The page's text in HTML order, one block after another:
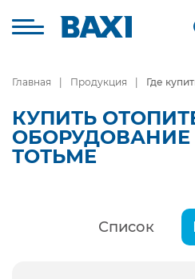
Главная Продукция Где
КУПИТЬ
ОБОРУДОВАНИЕ
ТОТЬМЕ
Список